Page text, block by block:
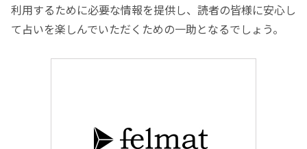
利用するために必要な情報を提供し、読者の皆様に安心し
て占いを楽しんでいただくための一助となるでしょう。